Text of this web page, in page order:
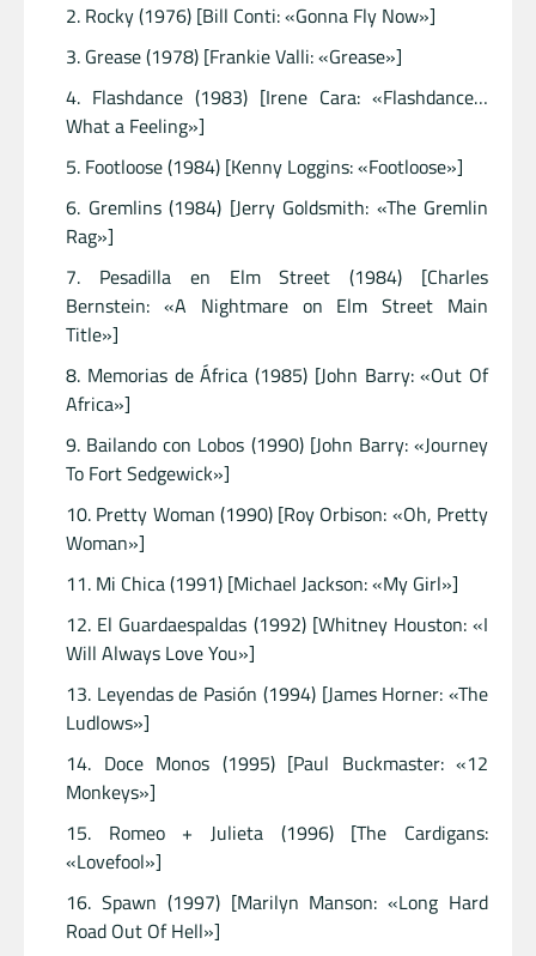
Rocky (1976) [Bill Conti: «Gonna Fly Now»]
Grease (1978) [Frankie Valli: «Grease»]
Flashdance (1983) [Irene Cara: «Flashdance…
What a Feeling»]
Footloose (1984) [Kenny Loggins: «Footloose»]
Gremlins (1984) [Jerry Goldsmith: «The Gremlin
Rag»]
Pesadilla en Elm Street (1984) [Charles
Bernstein: «A Nightmare on Elm Street Main
Title»]
Memorias de África (1985) [John Barry: «Out Of
Africa»]
Bailando con Lobos (1990) [John Barry: «Journey
To Fort Sedgewick»]
Pretty Woman (1990) [Roy Orbison: «Oh, Pretty
Woman»]
Mi Chica (1991) [Michael Jackson: «My Girl»]
El Guardaespaldas (1992) [Whitney Houston: «I
Will Always Love You»]
Leyendas de Pasión (1994) [James Horner: «The
Ludlows»]
Doce Monos (1995) [Paul Buckmaster: «12
Monkeys»]
Romeo + Julieta (1996) [The Cardigans:
«Lovefool»]
Spawn (1997) [Marilyn Manson: «Long Hard
Road Out Of Hell»]